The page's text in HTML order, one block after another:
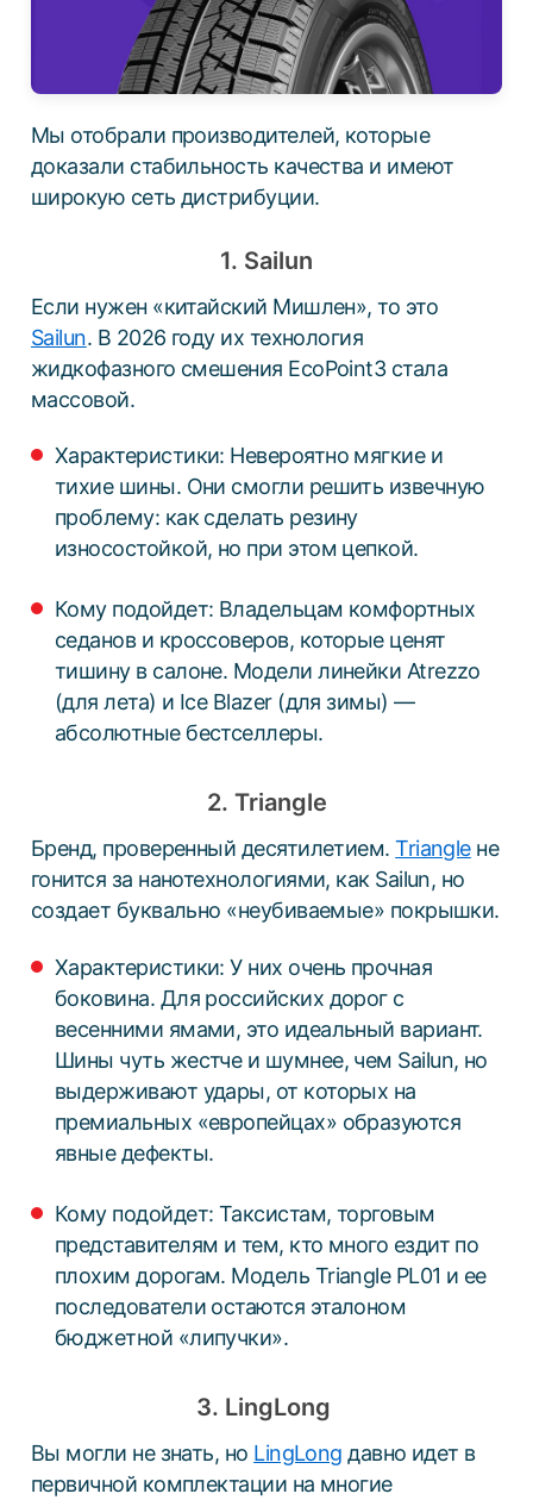
Мы отобрали производителей, которые
доказали стабильность качества и имеют
широкую сеть дистрибуции.
1. Sailun
Если нужен «китайский Мишлен», то это
Sailun. В 2026 году их технология
жидкофазного смешения EcoPoint3 стала
массовой.
Характеристики: Невероятно мягкие и
тихие шины. Они смогли решить извечную
проблему: как сделать резину
износостойкой, но при этом цепкой.
Кому подойдет: Владельцам комфортных
седанов и кроссоверов, которые ценят
тишину в салоне. Модели линейки Atrezzo
(для лета) и Ice Blazer (для зимы) —
абсолютные бестселлеры.
2. Triangle
Бренд, проверенный десятилетием.Triangleне
гонится за нанотехнологиями, как Sailun, но
создает буквально «неубиваемые» покрышки.
Характеристики: У них очень прочная
боковина. Для российских дорог с
весенними ямами, это идеальный вариант.
Шины чуть жестче и шумнее, чем Sailun, но
выдерживают удары, от которых на
премиальных «европейцах» образуются
явные дефекты.
Кому подойдет: Таксистам, торговым
представителям и тем, кто много ездит по
плохим дорогам. Модель Triangle PL01 и ее
последователи остаются эталоном
бюджетной «липучки».
3. LingLong
Вы могли не знать, но LingLong давно идет в
первичной комплектации на многие